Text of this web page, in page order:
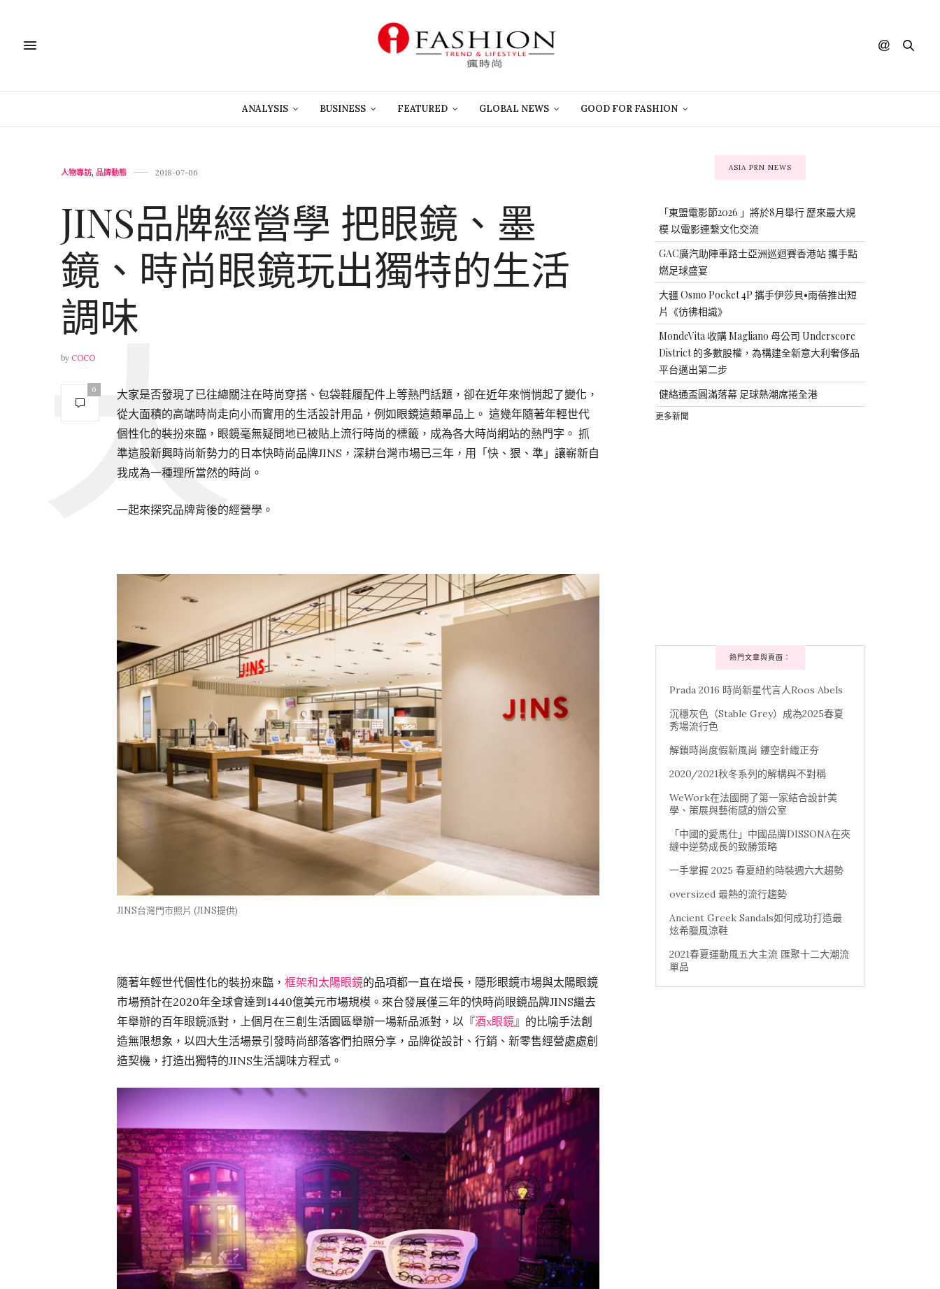
ANALYSIS BUSINESS FEATURED GLOBAL NEWS GOOD FOR FASHION
人物專訪, 品牌動態 2018-07-06
JINS品牌經營學 把眼鏡、墨
鏡、時尚眼鏡玩出獨特的生活
調味
by COCO
0
大家是否發現了已往總關注在時尚穿搭、包袋鞋履配件上等熱門話題，卻在近年來悄悄起了變化，
從大面積的高端時尚走向小而實用的生活設計用品，例如眼鏡這類單品上。 這幾年隨著年輕世代
個性化的裝扮來臨，眼鏡毫無疑問地已被貼上流行時尚的標籤，成為各大時尚網站的熱門字。 抓
準這股新興時尚新勢力的日本快時尚品牌JINS，深耕台灣市場已三年，用「快、狠、準」讓嶄新自
我成為一種理所當然的時尚。
一起來探究品牌背後的經營學。
JINS台灣門市照片 (JINS提供)
隨著年輕世代個性化的裝扮來臨， 框架和太陽眼鏡的品項都一直在增長，隱形眼鏡市場與太陽眼鏡
市場預計在2020年全球會達到1440億美元市場規模。來台發展僅三年的快時尚眼鏡品牌JINS繼去
年舉辦的百年眼鏡派對，上個月在三創生活園區舉辦一場新品派對，以『酒x眼鏡』的比喻手法創
造無限想象，以四大生活場景引發時尚部落客們拍照分享，品牌從設計、行銷、新零售經營處處創
造契機，打造出獨特的JINS生活調味方程式。
ASIA PRN NEWS
「東盟電影節2026 」將於8月舉行 歷來最大規
模 以電影連繫文化交流
GAC廣汽助陣車路士亞洲巡迴賽香港站 攜手點
燃足球盛宴
大疆 Osmo Pocket 4P 攜手伊莎貝•雨蓓推出短
片《彷彿相識》
MondeVita 收購 Magliano 母公司 Underscore
District 的多數股權，為構建全新意大利奢侈品
平台邁出第二步
健絡通盃圓滿落幕 足球熱潮席捲全港
更多新聞
熱門文章與頁面︰
Prada 2016 時尚新星代言人Roos Abels
沉穩灰色（Stable Grey）成為2025春夏
秀場流行色
解鎖時尚度假新風尚 鏤空針織正夯
2020/2021秋冬系列的解構與不對稱
WeWork在法國開了第一家結合設計美
學、策展與藝術感的辦公室
「中國的愛馬仕」中國品牌DISSONA在夾
縫中逆勢成長的致勝策略
一手掌握 2025 春夏紐約時裝週六大趨勢
oversized 最熱的流行趨勢
Ancient Greek Sandals如何成功打造最
炫希臘風涼鞋
2021春夏運動風五大主流 匯聚十二大潮流
單品